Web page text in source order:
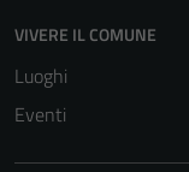
VIVERE IL COMUNE
Luoghi
Eventi